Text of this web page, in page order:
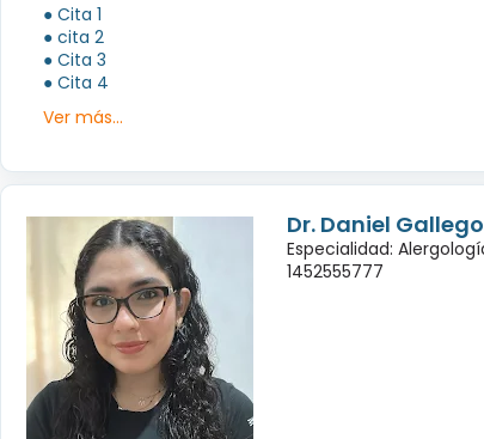
● Cita 1
● cita 2
● Cita 3
● Cita 4
Ver más...
Dr. Daniel
Especialidad:
1452555777